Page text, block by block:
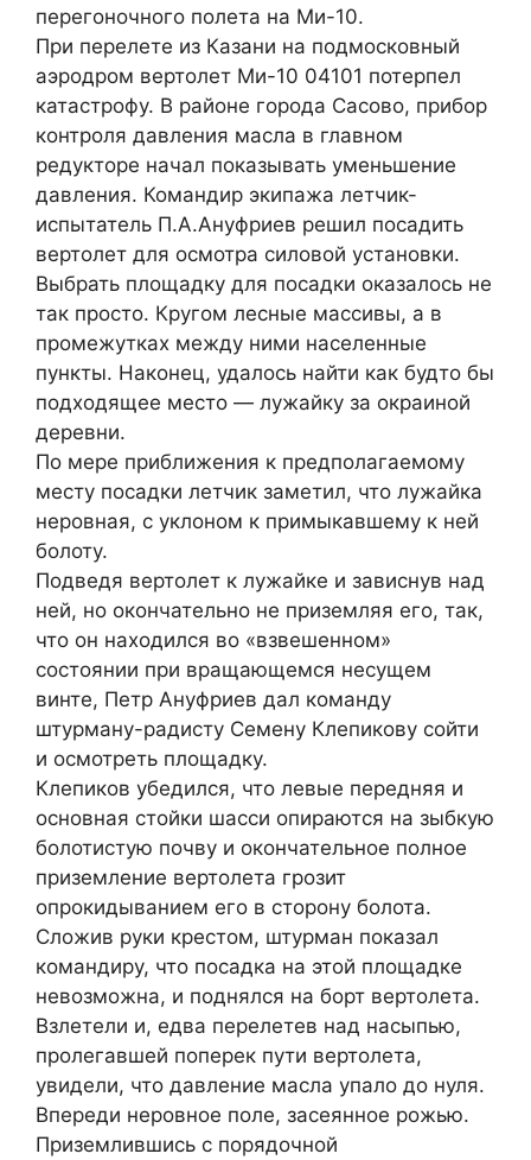
перегоночного полета на Ми-10.
При перелете из Казани на подмосковный
аэродром вертолет Ми-10 04101 потерпел
катастрофу. В районе города Сасово, прибор
контроля давления масла в главном
редукторе начал показывать уменьшение
давления. Командир экипажа летчик-
испытатель П.А.Ануфриев решил посадить
вертолет для осмотра силовой установки.
Выбрать площадку для посадки оказалось не
так просто. Кругом лесные массивы, а в
промежутках между ними населенные
пункты. Наконец, удалось найти как будто бы
подходящее место — лужайку за окраиной
деревни.
По мере приближения к предполагаемому
месту посадки летчик заметил, что лужайка
неровная, с уклоном к примыкавшему к ней
болоту.
Подведя вертолет к лужайке и зависнув над
ней, но окончательно не приземляя его, так,
что он находился во «взвешенном»
состоянии при вращающемся несущем
винте, Петр Ануфриев дал команду
штурману-радисту Семену Клепикову сойти
и осмотреть площадку.
Клепиков убедился, что левые передняя и
основная стойки шасси опираются на зыбкую
болотистую почву и окончательное полное
приземление вертолета грозит
опрокидыванием его в сторону болота.
Сложив руки крестом, штурман показал
командиру, что посадка на этой площадке
невозможна, и поднялся на борт вертолета.
Взлетели и, едва перелетев над насыпью,
пролегавшей поперек пути вертолета,
увидели, что давление масла упало до нуля.
Впереди неровное поле, засеянное рожью.
Приземлившись с порядочной